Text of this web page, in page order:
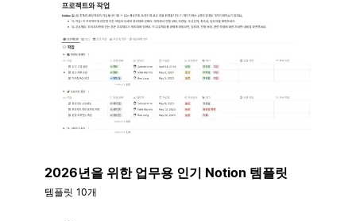
2026년을 위한 업무용 인기 Notion 템플릿
템플릿 10개